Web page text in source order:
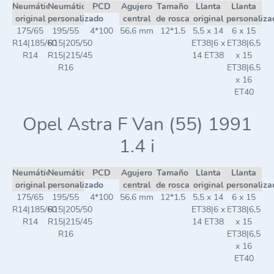
Neumático
original
Neumático
personalizado
PCD
Agujero
central
Tamaño
de rosca
Llanta
original
Llanta
175/65
R14|185/60
R14
195/55
R15|205/50
R15|215/45
R16
4*100 56,6 mm 12*1.5
5,5 x 14
ET38|6 x
14 ET38
6 x 15
ET38|6,5
x 15
ET38|6,5
x 16
ET40
Opel Astra F Van (55) 1991
1.4 i
Neumático
original
Neumático
personalizado
PCD
Agujero
central
Tamaño
de rosca
Llanta
original
Llanta
175/65
R14|185/60
R14
195/55
R15|205/50
R15|215/45
R16
4*100 56,6 mm 12*1.5
5,5 x 14
ET38|6 x
14 ET38
6 x 15
ET38|6,5
x 15
ET38|6,5
x 16
ET40